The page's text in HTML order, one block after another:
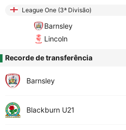
League One (3ª Divisão)
Barnsley
Lincoln
Recorde de transferência
Barnsley
Blackburn U21